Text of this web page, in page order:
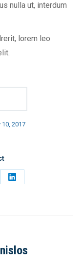
nulla ut, interdum
lorem leo
10, 2017
Share